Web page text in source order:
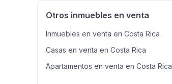
Otros inmuebles en venta
Inmuebles en venta en Costa Rica
Casas en venta en Costa Rica
Apartamentos en venta en Costa Rica